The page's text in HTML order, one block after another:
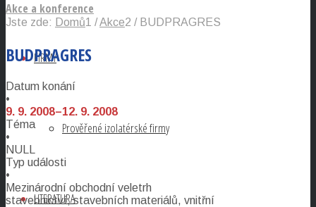
FIRMY
Prověřené izolatérské firmy
LITERATURA
Akce a konference
Jste zde: Domů1 /Akce2 / BUDPRAGRES
BUDPRAGRES
Datum konání
•
9. 9. 2008–12. 9. 2008
Téma
•
NULL
Typ události
•
Mezinárodní obchodní veletrh
stavebnictví, stavebních materiálů, vnitřní